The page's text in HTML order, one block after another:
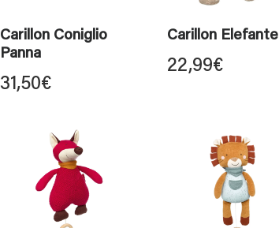
Carillon Coniglio
Panna
31,50€
Carillon Elefante
22,99€